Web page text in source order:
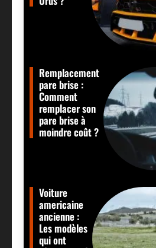
Remplacement
pare brise :
Comment
remplacer son
pare brise à
moindre coût ?
Voiture
americaine
ancienne :
Les modèles
qui ont